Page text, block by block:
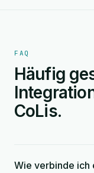
FAQ
Häufig
CoLis.
Wie verbinde ich